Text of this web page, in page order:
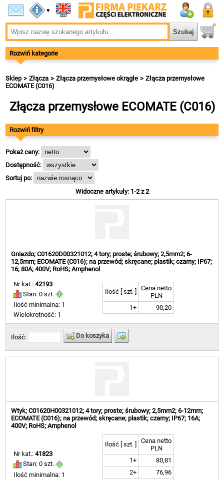
▾
Rozwiń kategorie
Sklep Złącza Złącza przemysłowe okrągłe
Złącza przemysłowe
ECOMATE (C016)
Złącza przemysłowe ECOMATE (C016)
Rozwiń filtry
Pokaż ceny:
Dostępność:
Sortuj po:
Widoczne artykuły: 1-2 z 2
Gniazdo; C01620D00321012; 4 tory; proste; śrubowy; 2,5mm2; 6-
12,5mm; ECOMATE (C016); na przewód; skręcane; plastik; czarny; IP67;
16; 80A; 400V; RoHS; Amphenol
Nr kat.:42193
Stan: 0 szt.
Ilość minimalna: 1
Wielokrotność: 1
Ilość [ szt. ]
Cena netto
PLN
1+
90,20
Ilość: Do koszyka
Wtyk; C01620H00321012; 4 tory; proste; śrubowy; 2,5mm2; 6-12mm;
ECOMATE (C016); na przewód; skręcane; plastik; czarny; IP67; 16A;
400V; RoHS; Amphenol
Nr kat.:41823
Stan: 0 szt.
Ilość minimalna: 1
Ilość [ szt. ]
Cena netto
PLN
1+
80,81
2+
76,96